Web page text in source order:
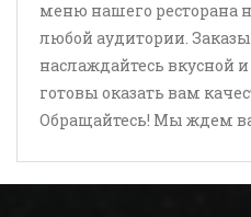
меню нашего ресторана
любой аудитории.
наслаждайтесь вкусной
готовы оказать вам
Обращайтесь! Мы ждем